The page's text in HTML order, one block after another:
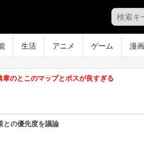
生活 アニメ ゲーム 漫画
のとこのマップとボスが良すぎる
との優先度を議論